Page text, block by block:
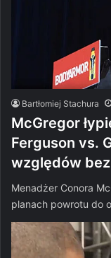
Bartłomiej Stachura
McGregor
Ferguson vs.
względów
Menadżer Conora
planach powrotu do